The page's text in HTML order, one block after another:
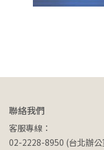
聯絡我們
客服專線：
02-2228-8950 (台北辦公